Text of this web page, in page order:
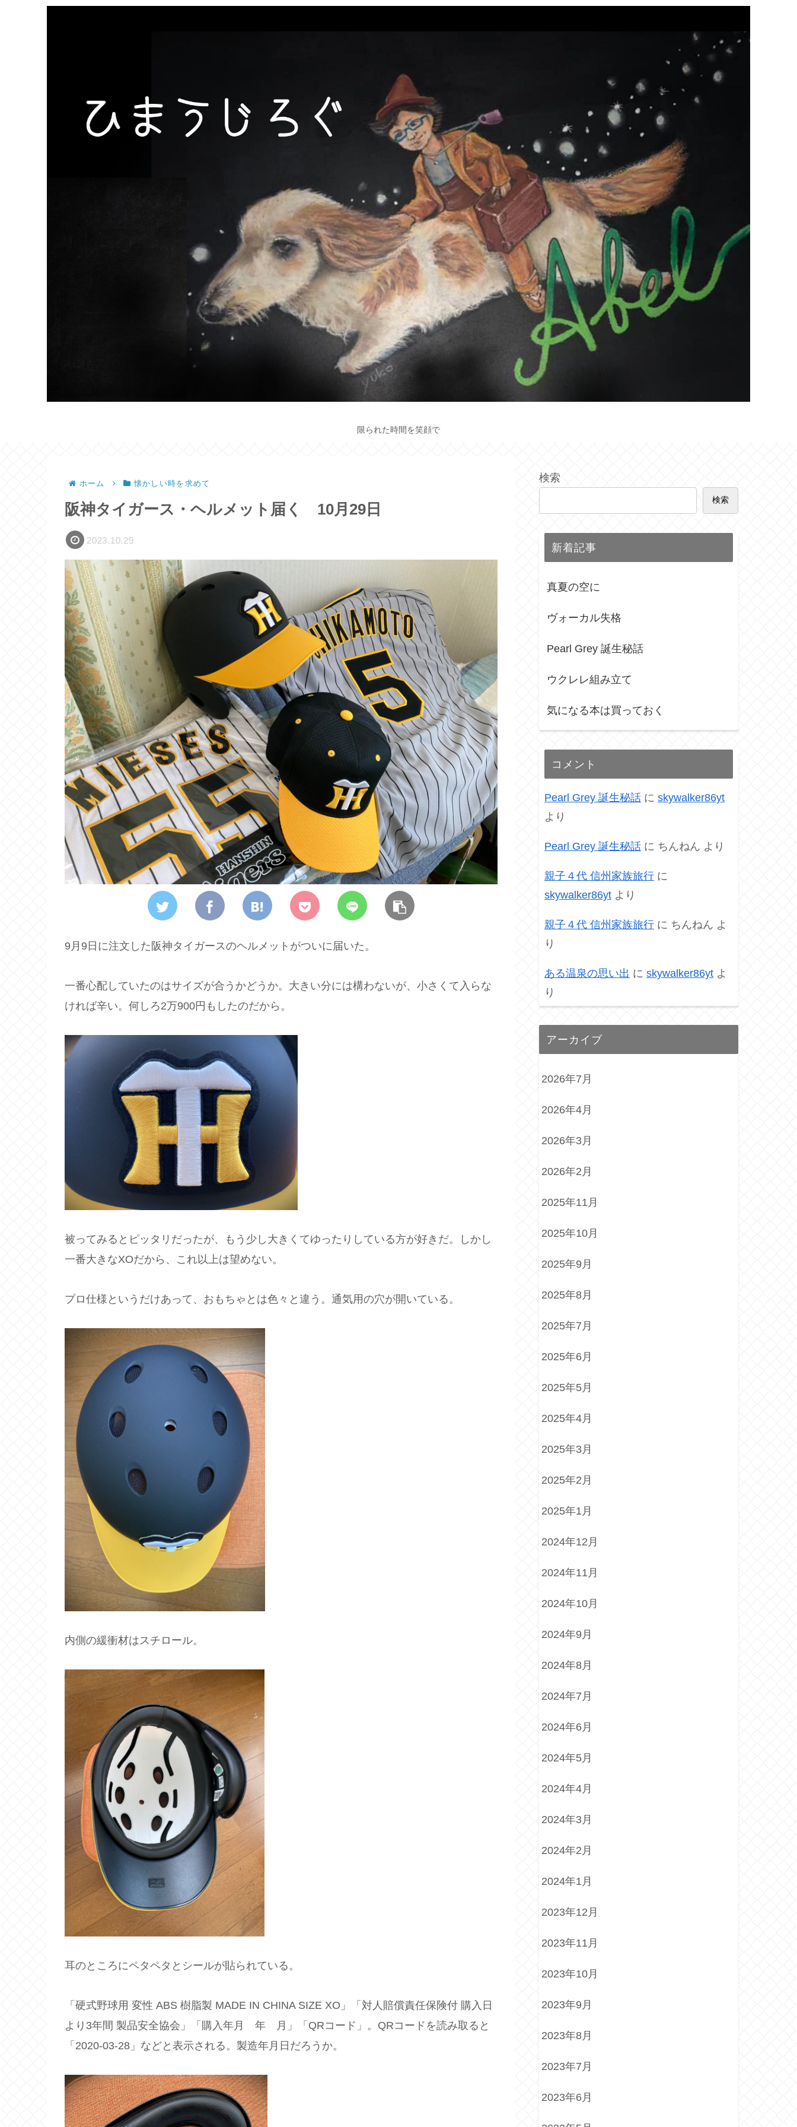
限られた時間を笑顔で
ホーム 懐かしい時を求めて
阪神タイガース・ヘルメット届く 10月29日
2023.10.29
9月9日に注文した阪神タイガースのヘルメットがついに届いた。
一番心配していたのはサイズが合うかどうか。大きい分には構わないが、小さくて入らな
ければ辛い。何しろ2万900円もしたのだから。
被ってみるとピッタリだったが、もう少し大きくてゆったりしている方が好きだ。しかし
一番大きなXOだから、これ以上は望めない。
プロ仕様というだけあって、おもちゃとは色々と違う。通気用の穴が開いている。
内側の緩衝材はスチロール。
耳のところにペタペタとシールが貼られている。
「硬式野球用 変性 ABS 樹脂製 MADE IN CHINA SIZE XO」「対人賠償責任保険付 購入日
より3年間 製品安全協会」「購入年月 年 月」「QRコード」。QRコードを読み取ると
「2020-03-28」などと表示される。製造年月日だろうか。
検索
検索
新着記事
真夏の空に
ヴォーカル失格
Pearl Grey 誕生秘話
ウクレレ組み立て
気になる本は買っておく
コメント
Pearl Grey 誕生秘話 に skywalker86yt
より
Pearl Grey 誕生秘話 に ちんねん より
親子４代 信州家族旅行 に
skywalker86yt より
親子４代 信州家族旅行 に ちんねん よ
り
ある温泉の思い出 に skywalker86yt よ
り
アーカイブ
2026年7月
2026年4月
2026年3月
2026年2月
2025年11月
2025年10月
2025年9月
2025年8月
2025年7月
2025年6月
2025年5月
2025年4月
2025年3月
2025年2月
2025年1月
2024年12月
2024年11月
2024年10月
2024年9月
2024年8月
2024年7月
2024年6月
2024年5月
2024年4月
2024年3月
2024年2月
2024年1月
2023年12月
2023年11月
2023年10月
2023年9月
2023年8月
2023年7月
2023年6月